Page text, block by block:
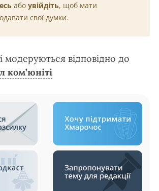
або увійдіть, щоб мати
свої думки.
модеруються відповідно до
ком’юніті